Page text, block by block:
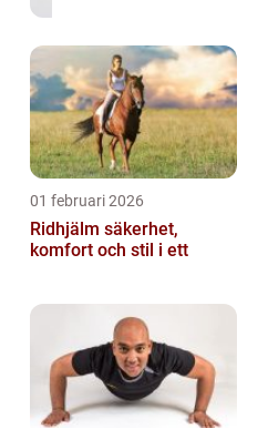
01 februari 2026
Ridhjälm säkerhet,
komfort och stil i ett